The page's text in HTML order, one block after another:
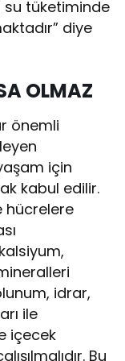
su tüketiminde
diye
OLMAZ
önemli
için
kabul edilir.
hücrelere
idrar,
ile
içecek
Bu